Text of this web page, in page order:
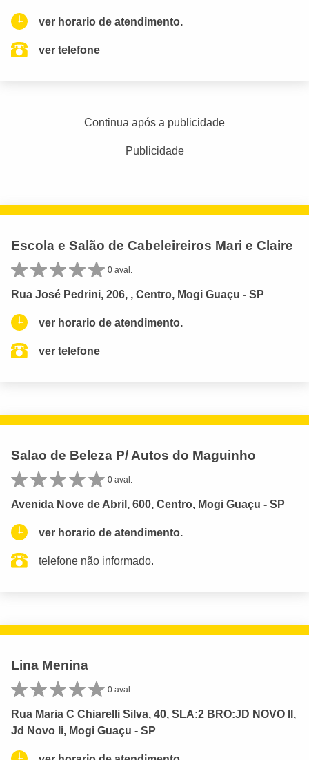
ver horario de atendimento.
ver telefone
Continua após a publicidade
Publicidade
Escola e Salão de Cabeleireiros Mari e Claire
0 aval.
Rua José Pedrini, 206, , Centro, Mogi Guaçu - SP
ver horario de atendimento.
ver telefone
Salao de Beleza P/ Autos do Maguinho
0 aval.
Avenida Nove de Abril, 600, Centro, Mogi Guaçu - SP
ver horario de atendimento.
telefone não informado.
Lina Menina
0 aval.
Rua Maria C Chiarelli Silva, 40, SLA:2 BRO:JD NOVO II,
Jd Novo Ii, Mogi Guaçu - SP